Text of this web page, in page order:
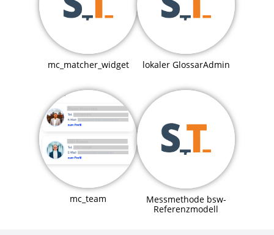
mc_matcher_widget lokaler GlossarAdmin
mc_team
Messmethode bsw-
Referenzmodell